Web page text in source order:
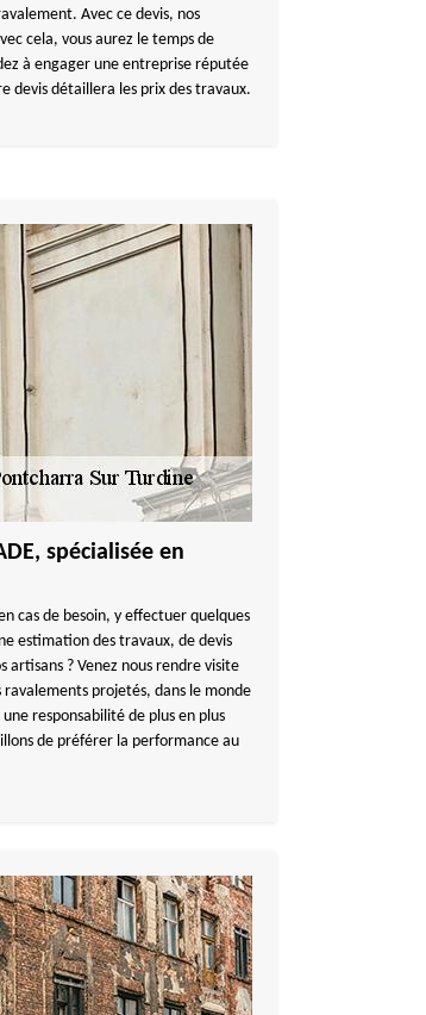
Avec ce devis, nos
cela, vous aurez le temps de
à engager une entreprise réputée
devis détaillera les prix des travaux.
spécialisée en
cas de besoin, y effectuer quelques
estimation des travaux, de devis
artisans ? Venez nous rendre visite
ravalements projetés, dans le monde
responsabilité de plus en plus
de préférer la performance au